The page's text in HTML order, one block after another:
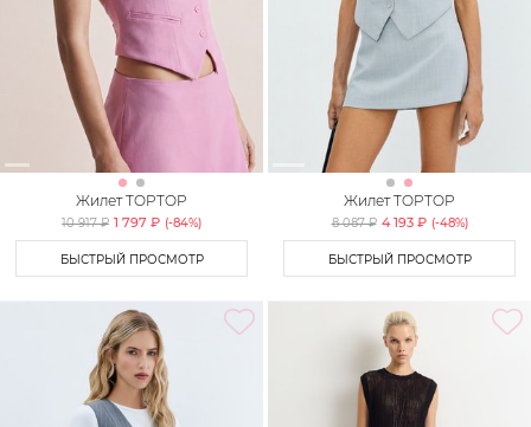
Жилет TOPTOP
10 917 ₽ 1 797 ₽ (-84%)
БЫСТРЫЙ ПРОСМОТР
Жилет TOPTOP
8 087 ₽ 4 193 ₽ (-48%)
БЫСТРЫЙ ПРОСМОТР